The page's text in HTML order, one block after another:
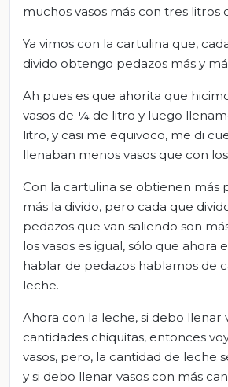
muchos vasos más con tres litros
Ya vimos con la cartulina que,
divido obtengo pedazos más y
Ah pues es que ahorita que
vasos de ¼ de litro y luego
litro, y casi me equivoco, me di
llenaban menos vasos que con
Con la cartulina se obtienen más
más la divido, pero cada que
pedazos que van saliendo son
los vasos es igual, sólo que ahora
hablar de pedazos hablamos de
leche.
Ahora con la leche, si debo llenar
cantidades chiquitas, entonces
vasos, pero, la cantidad de leche
y si debo llenar vasos con más